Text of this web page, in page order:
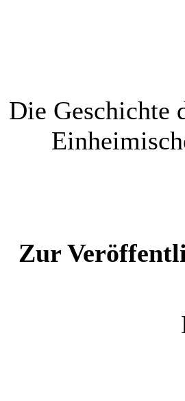
Die Geschichte
Zur